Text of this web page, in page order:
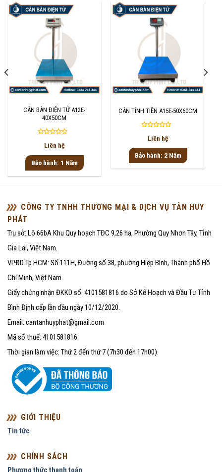
CÂN BÀN ĐIỆN TỬ A12E-
40X50CM
Được
hạng
0
5
Liên hệ
Bảo hành: 1 Năm
CÂN TÍNH TIỀN A15E-50X60CM
Được
hạng
0
5
Liên hệ
Bảo hành: 2 Năm
CÔNG TY TNHH THƯƠNG MẠI & DỊCH VỤ TÂN HUY
PHÁT
Trụ sở: Lô 66bA Khu Quy hoạch TĐC 9,26 ha, Phường Quy Nhơn Tây, Tỉnh
Gia Lai, Việt Nam.
VPĐD Tp.HCM: Số 111H, Đường số 38, phường Hiệp Bình, Thành phố Hồ
Chí Minh, Việt Nam.
Giấy chứng nhận ĐKKD số: 4101581816 do Sở Kế Hoạch và Đầu Tư Tỉnh
Bình Định cấp lần đầu ngày 10/12/2020.
Email: cantanhuyphat@gmail.com
Mã số thuế: 4101581816.
Thời gian làm việc: Thứ 2 đến thứ 7 (7h30 đến 17h00).
GIỚI THIỆU
Tin tức
CHÍNH SÁCH
Phương thức thanh toán